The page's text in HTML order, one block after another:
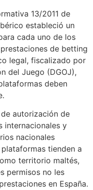
13/2011 de
estableció un
cada uno de los
de betting
legal, fiscalizado por
del Juego (DGOJ),
deben
autorización de
internacionales y
nacionales
tienden a
territorio maltés,
permisos no les
en España.